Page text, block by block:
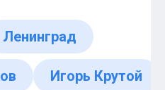
Ленинград
Игорь Крутой